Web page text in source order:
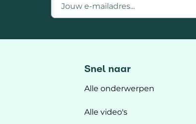
Snel naar
Alle onderwerpen
Alle video's